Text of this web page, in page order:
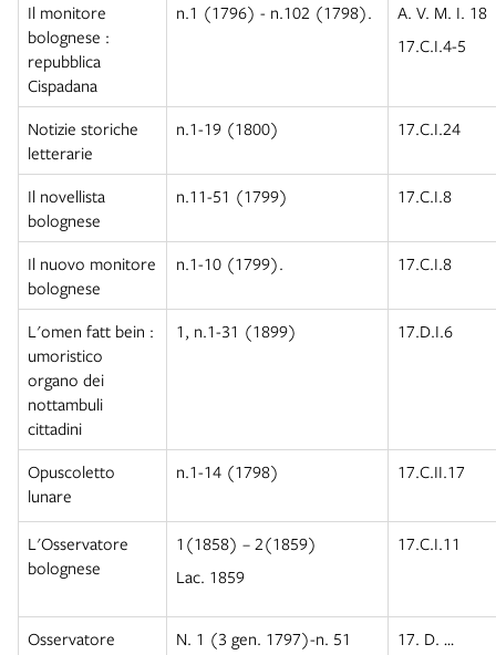
Il monitore
bolognese :
repubblica
Cispadana
n.1 (1796) - n.102 (1798).
A. V. M. I. 18
17.C.I.4-5
Notizie storiche
letterarie
n.1-19 (1800) 17.C.I.24
Il novellista
bolognese
n.11-51 (1799) 17.C.I.8
Il nuovo monitore
bolognese
n.1-10 (1799). 17.C.I.8
L'omen fatt bein :
umoristico
organo dei
nottambuli
cittadini
1, n.1-31 (1899) 17.D.I.6
Opuscoletto
lunare
n.1-14 (1798) 17.C.II.17
L'Osservatore
bolognese
1(1858) – 2(1859)
Lac. 1859
17.C.I.11
Osservatore
N. 1 (3 gen. 1797)-n. 51
17. D. …